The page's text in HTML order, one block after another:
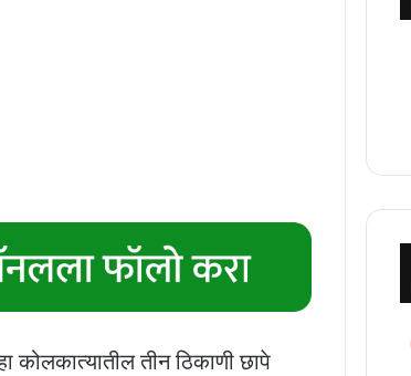
कोलकात्यातील तीन ठिकाणी छापे